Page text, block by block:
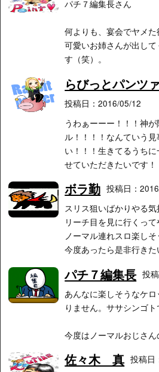
パチ７編集長さん
何よりも、宴会でヤメ
可愛いお姉さんが出し
す（笑）。
らびっとパンツ
投稿日：2016/05/12
うわぁーーー！！！神
ル！！！！なんていう
い！！！生きてるうち
せていただきたいです
ボラ勤 投稿日：
スリス狙いばかりやる
リーチ目を見に行くって
ノーマル連れスロ楽しそ
今度あったら是非行きた
パチ７編集長 投
あんなに楽しそうなケ
りません。ササシンゴト
今度はノーマルおじさ
佐々木 真 投稿日